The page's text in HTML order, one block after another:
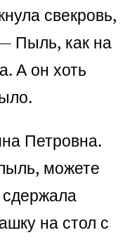
свекровь,
Пыль, как на
А он хоть
Петровна.
можете
на стол с